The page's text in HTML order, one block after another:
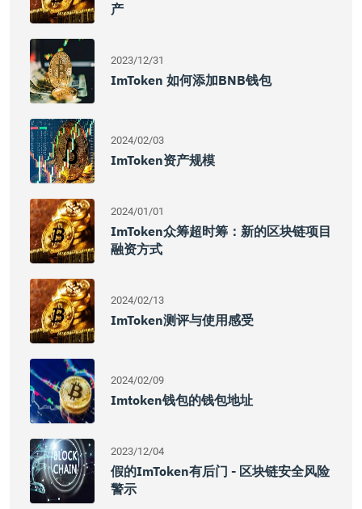
产
2023/12/31
ImToken 如何添加BNB钱包
2024/02/03
ImToken资产规模
2024/01/01
ImToken众筹超时筹：新的区块链项目
融资方式
2024/02/13
ImToken测评与使用感受
2024/02/09
Imtoken钱包的钱包地址
2023/12/04
假的imToken有后门 - 区块链安全风险
警示